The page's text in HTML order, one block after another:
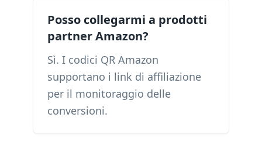
Posso collegarmi a prodotti
partner Amazon?
Sì. I codici QR Amazon
supportano i link di affiliazione
per il monitoraggio delle
conversioni.